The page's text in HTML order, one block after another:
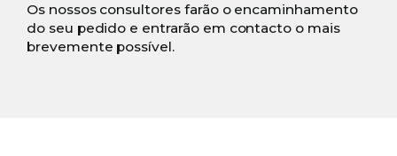
Os nossos consultores farão o encaminhamento
do seu pedido e entrarão em contacto o mais
brevemente possível.